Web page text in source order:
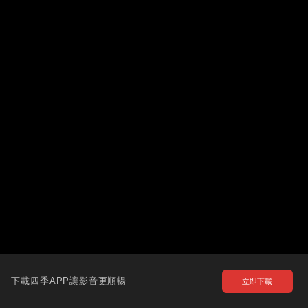
下載四季APP讓影音更順暢 立即下載